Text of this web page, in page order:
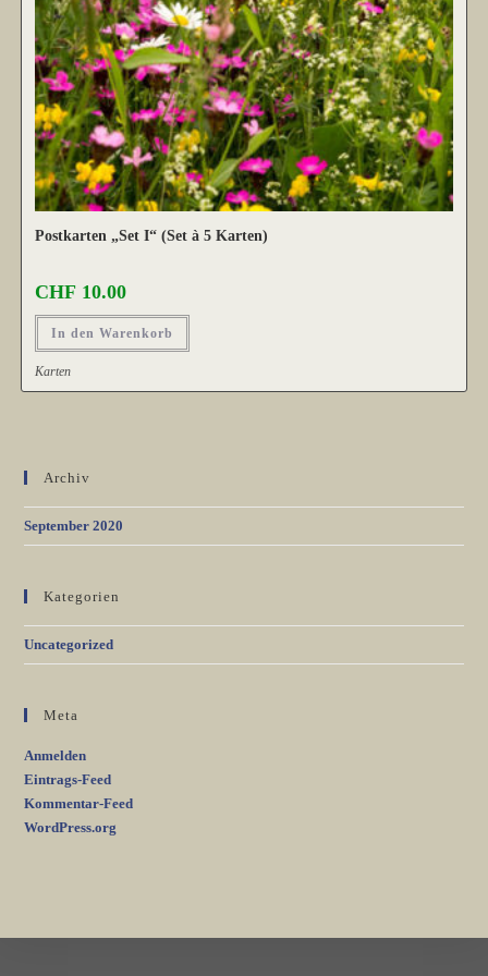
Postkarten „Set I“ (Set à 5 Karten)
CHF10.00
In den Warenkorb
Karten
Archiv
September 2020
Kategorien
Uncategorized
Meta
Anmelden
Eintrags-Feed
Kommentar-Feed
WordPress.org